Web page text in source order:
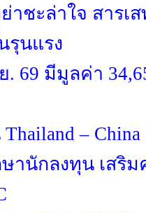
าชะล่าใจ สาร
รุนแรง
. 69 มีมูลค่า
– China
านักลงทุน เสริ